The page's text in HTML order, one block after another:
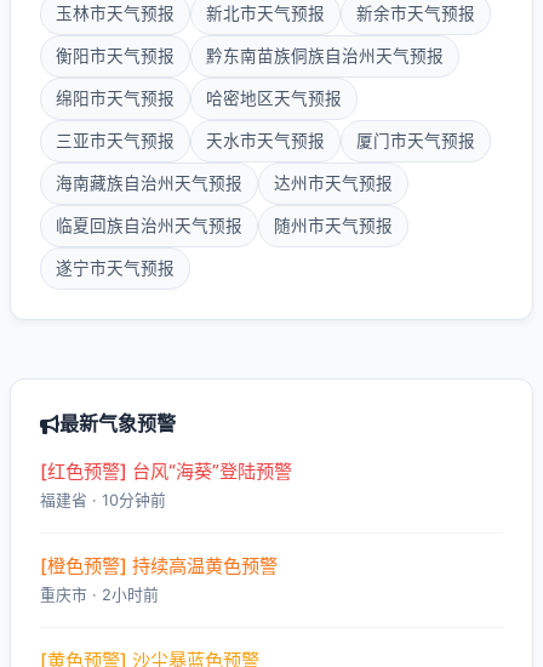
玉林市天气预报 新北市天气预报 新余市天气预报
衡阳市天气预报 黔东南苗族侗族自治州天气预报
绵阳市天气预报 哈密地区天气预报
三亚市天气预报 天水市天气预报 厦门市天气预报
海南藏族自治州天气预报 达州市天气预报
临夏回族自治州天气预报 随州市天气预报
遂宁市天气预报
最新气象预警
[红色预警] 台风“海葵”登陆预警
福建省 · 10分钟前
[橙色预警] 持续高温黄色预警
重庆市 · 2小时前
[黄色预警] 沙尘暴蓝色预警